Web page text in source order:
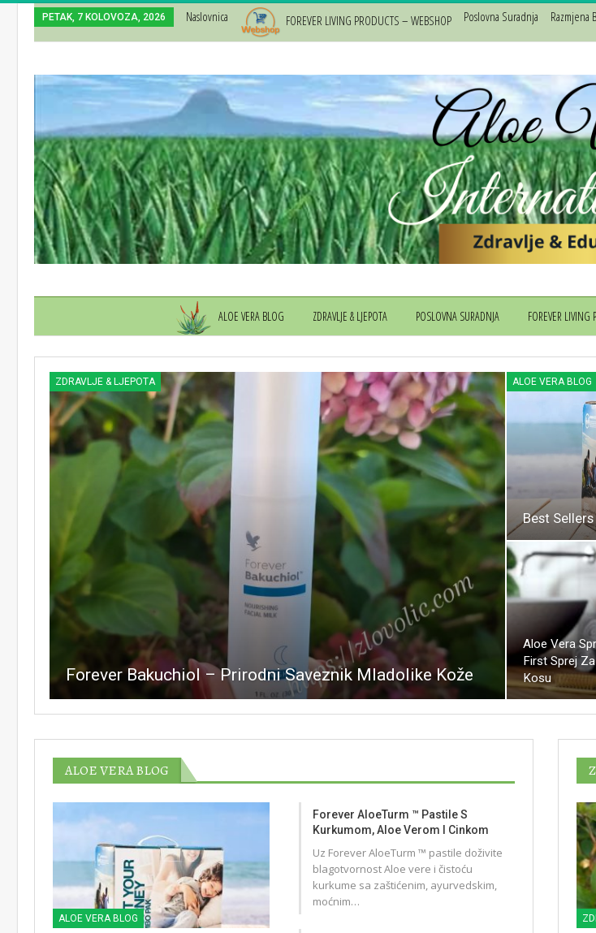
PETAK, 7 KOLOVOZA, 2026 Naslovnica FOREVER LIVING PRODUCTS – WEBSHOP Poslovna Suradnja Razmjena
ALOE VERA BLOG ZDRAVLJE & LJEPOTA POSLOVNA SURADNJA FOREVER LIVING
ZDRAVLJE & LJEPOTA
Forever Bakuchiol – Prirodni Saveznik Mladolike Kože
ALOE VERA BLOG
Best
Aloe Vera
First Sprej
Kosu
ALOE VERA BLOG
ALOE VERA BLOG
Forever AloeTurm ™ Pastile S
Kurkumom, Aloe Verom I Cinkom
Uz Forever AloeTurm ™ pastile doživite
blagotvornost Aloe vere i čistoću
kurkume sa zaštićenim, ayurvedskim,
moćnim…